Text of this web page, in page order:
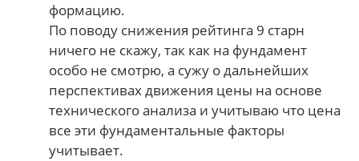
формацию.
По поводу снижения рейтинга 9 старн
ничего не скажу, так как на фундамент
особо не смотрю, а сужу о дальнейших
перспективах движения цены на основе
технического анализа и учитываю что цена
все эти фундаментальные факторы
учитывает.